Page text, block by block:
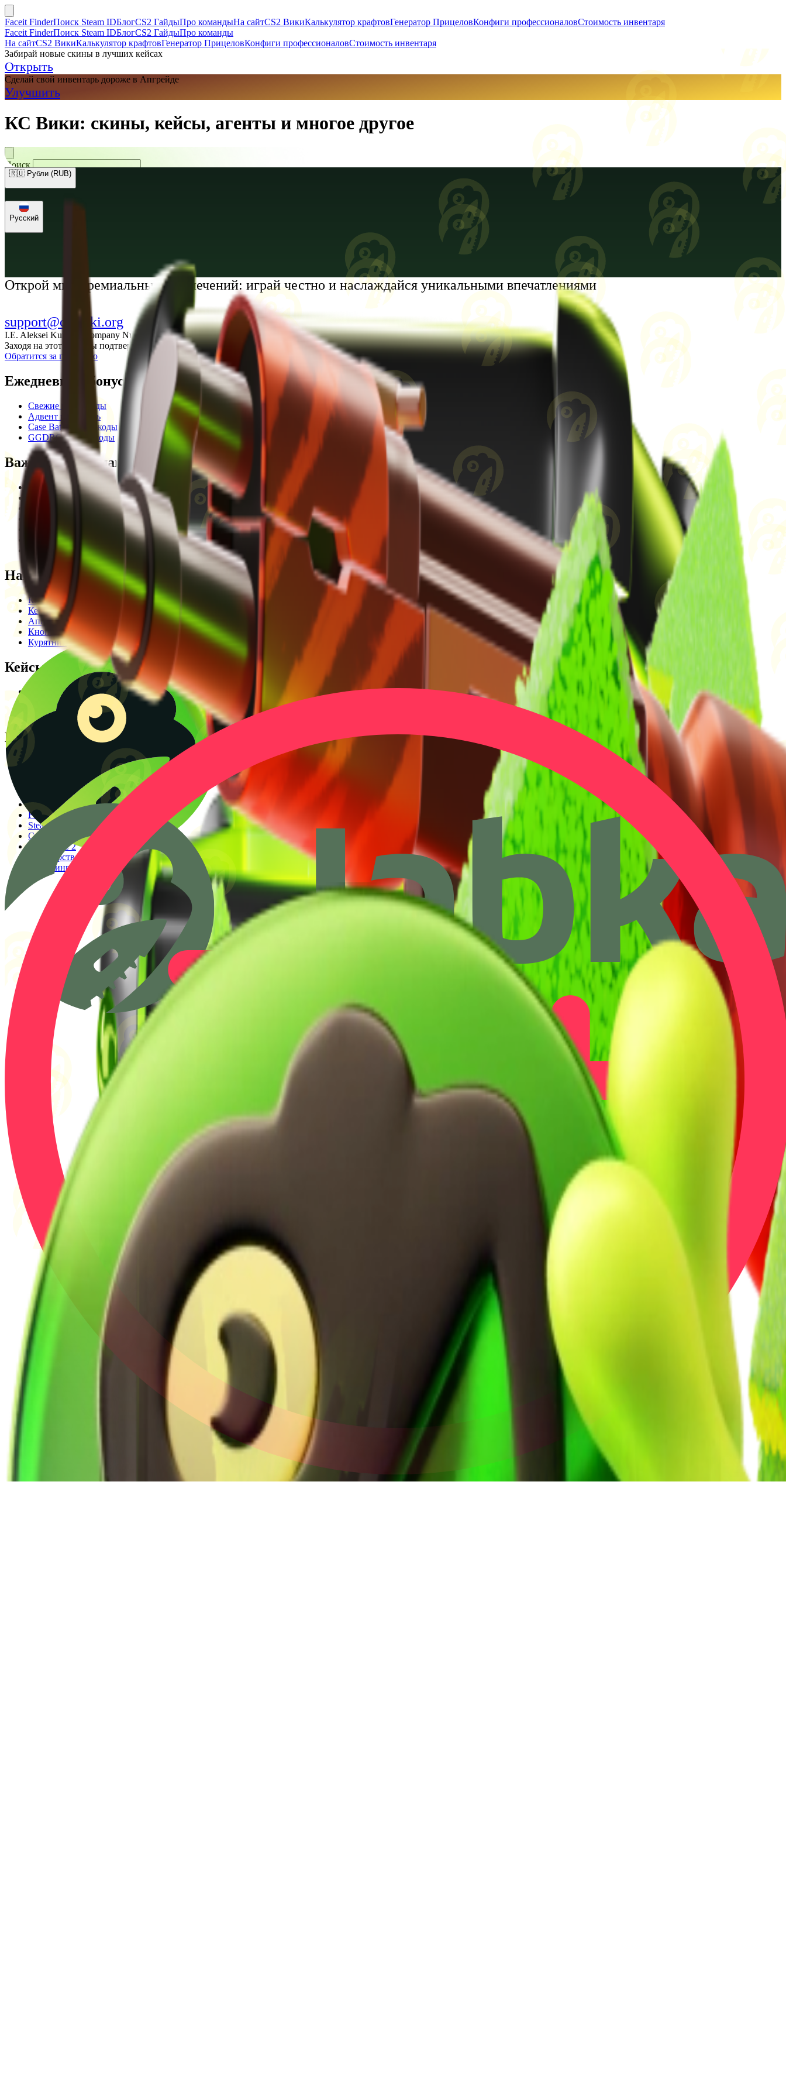
Faceit FinderПоиск Steam IDБлогCS2 ГайдыПро командыНа сайтCS2 ВикиКалькулятор крафтовГенератор ПрицеловКонфиги профессионаловСтоимость инвентаря
Faceit FinderПоиск Steam IDБлогCS2 ГайдыПро команды
На сайтCS2 ВикиКалькулятор крафтовГенератор ПрицеловКонфиги профессионаловСтоимость инвентаря
Забирай новые скины в лучших кейсах
Открыть
Сделай свой инвентарь дороже в Апгрейде
Улучшить
КС Вики: скины, кейсы, агенты и многое другое
Поиск
🇷🇺 Рубли (RUB)
Русский
Открой мир премиальных развлечений: играй честно и наслаждайся уникальными впечатлениями
support@cs-wiki.org
I.E. Aleksei Kurtkin, Company Number 300464601, Georgia, City Batumi, Zhiuli Shartava Avenue, N 32, Apartment N87, Floor N6
Заходя на этот сайт, вы подтверждаете, что вам исполнилось 18 лет. Проблемы с азартными играми?
Обратится за помощью
Ежедневные бонусы
Свежие промокоды
Адвент календарь
Case Battle промокоды
GGDROP промокоды
Важная информация
Пользовательское соглашение
Privacy Policy
Отказ от ответственности
Редакционная политика
Legal Opinion
Контакты
Наши режимы
Кейсы
Кейс батл
Апгрейд
Кнопка
Курятник
Кейсы
Кейсы КС2
Кейсы Раст
Создать КС батл
Полезное
Калькулятор крафтов
Генератор прицелов
Конфиги PRO игроков
Faceit Finder
Steam ID Finder
Стоимость инвентаря Steam
Гайды КС 2
Партнерство
Клиппинг